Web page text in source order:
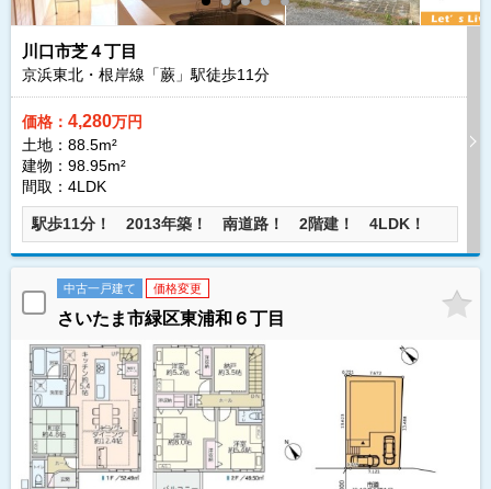
川口市芝４丁目
京浜東北・根岸線「蕨」駅徒歩11分
価格： 4,280万円
土地：88.5m²
建物：98.95m²
間取：4LDK
駅歩11分！ 2013年築！ 南道路！ 2階建！ 4LDK！
中古一戸建て 価格変更
さいたま市緑区東浦和６丁目